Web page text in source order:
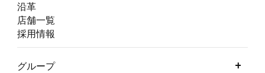
沿革
店舗一覧
採用情報
グループ